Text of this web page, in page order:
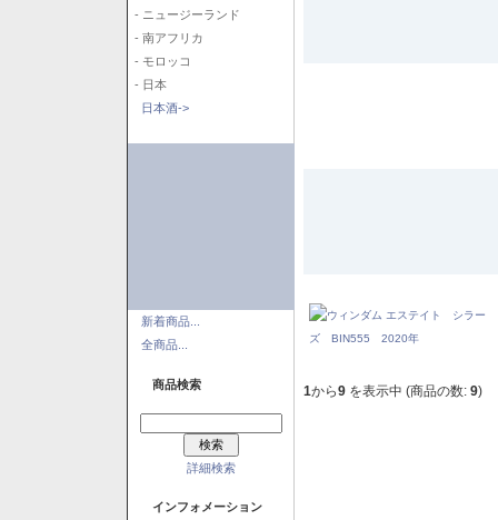
- ニュージーランド
- 南アフリカ
- モロッコ
- 日本
日本酒->
新着商品...
全商品...
商品検索
詳細検索
インフォメーション
1から9 を表示中 (商品の数: 9)